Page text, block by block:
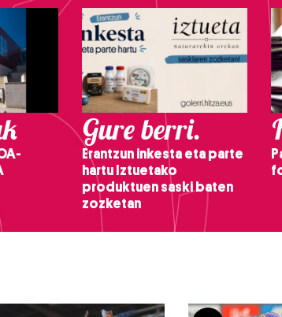
Gure berri.
Erantzun inkesta eta parte
hartu Iztuetako
produktuen saski baten
zozketan